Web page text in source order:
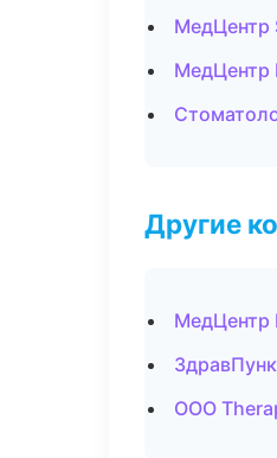
МедЦентр
МедЦентр
Другие
МедЦентр
ООО